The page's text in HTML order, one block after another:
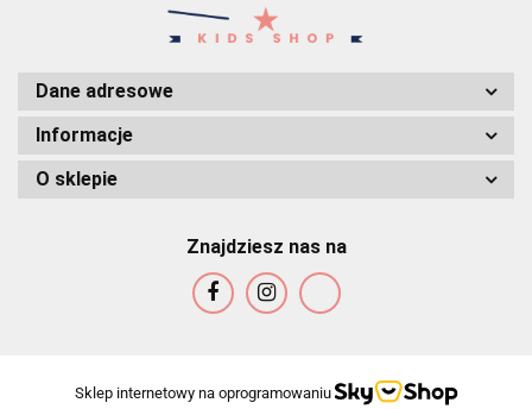
Dane adresowe
Informacje
O sklepie
Znajdziesz nas na
Sklep internetowy na oprogramowaniu